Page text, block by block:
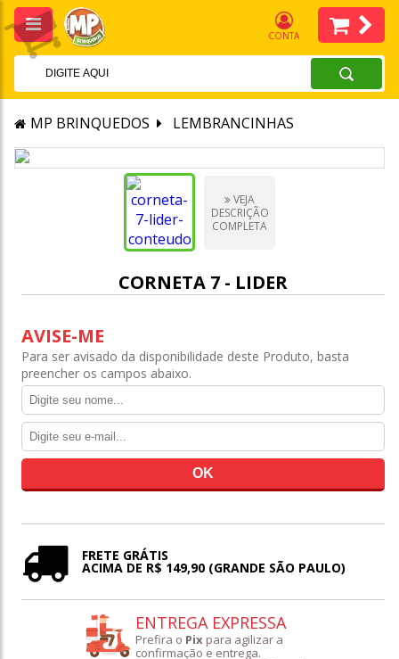
CONTA
MP BRINQUEDOS LEMBRANCINHAS
VEJA
DESCRIÇÃO
COMPLETA
CORNETA 7 - LIDER
AVISE-ME
Para ser avisado da disponibilidade deste Produto, basta
preencher os campos abaixo.
FRETE GRÁTIS
ACIMA DE R$ 149,90 (GRANDE SÃO PAULO)
ENTREGA EXPRESSA
Prefira o Pix para agilizar a
confirmação e entrega.